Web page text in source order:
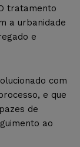
tratamento
a urbanidade
e
com
e que
de
ao